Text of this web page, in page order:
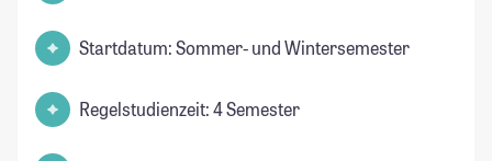
Startdatum: Sommer- und Wintersemester
Regelstudienzeit: 4 Semester